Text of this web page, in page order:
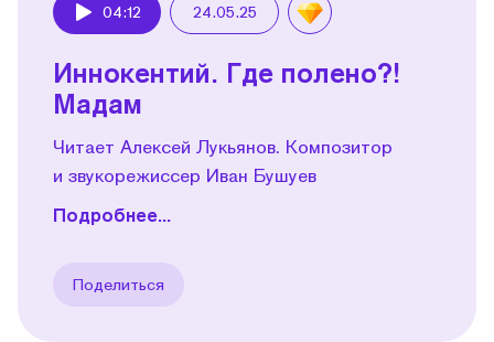
04:12 24.05.25
Иннокентий. Где полено?!
Мадам
Читает Алексей Лукьянов. Композитор
и звукорежиссер Иван Бушуев
Подробнее...
Поделиться